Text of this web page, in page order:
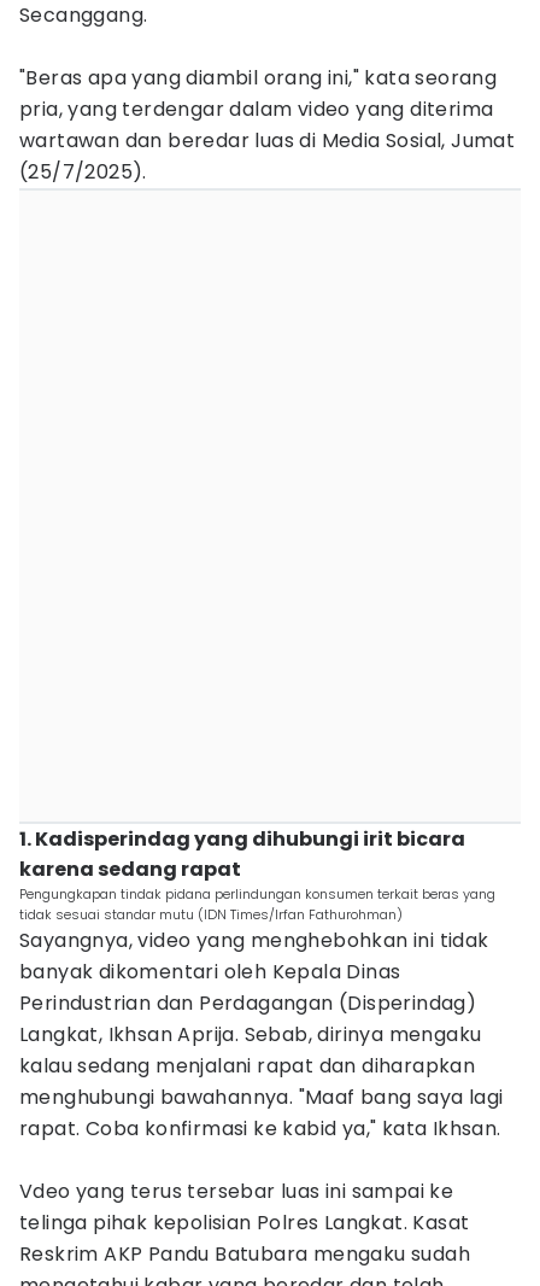
Secanggang.
"Beras apa yang diambil orang ini," kata seorang
pria, yang terdengar dalam video yang diterima
wartawan dan beredar luas di Media Sosial, Jumat
(25/7/2025).
1. Kadisperindag yang dihubungi irit bicara
karena sedang rapat
Pengungkapan tindak pidana perlindungan konsumen terkait beras yang
tidak sesuai standar mutu (IDN Times/Irfan Fathurohman)
Sayangnya, video yang menghebohkan ini tidak
banyak dikomentari oleh Kepala Dinas
Perindustrian dan Perdagangan (Disperindag)
Langkat, Ikhsan Aprija. Sebab, dirinya mengaku
kalau sedang menjalani rapat dan diharapkan
menghubungi bawahannya. "Maaf bang saya lagi
rapat. Coba konfirmasi ke kabid ya," kata Ikhsan.
Vdeo yang terus tersebar luas ini sampai ke
telinga pihak kepolisian Polres Langkat. Kasat
Reskrim AKP Pandu Batubara mengaku sudah